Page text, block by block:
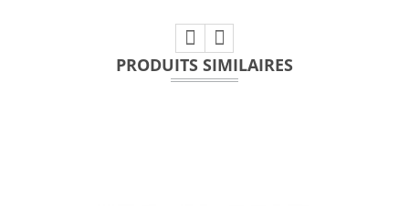
PRODUITS SIMILAIRES